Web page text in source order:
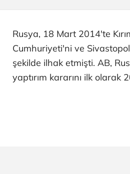
Rusya, 18 Mart 2014'te
Cumhuriyeti'ni ve
şekilde ilhak etmişti. AB,
yaptırım kararını ilk olarak